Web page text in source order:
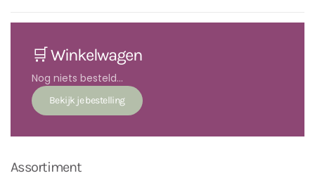
🛒 Winkelwagen
Nog niets besteld...
Assortiment